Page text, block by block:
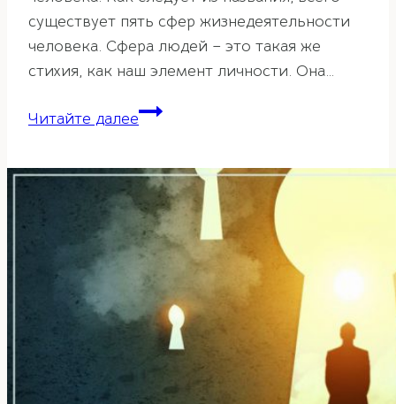
существует пять сфер жизнедеятельности
человека. Сфера людей – это такая же
стихия, как наш элемент личности. Она…
Читайте далееПять
человека
в
ба-
цзы